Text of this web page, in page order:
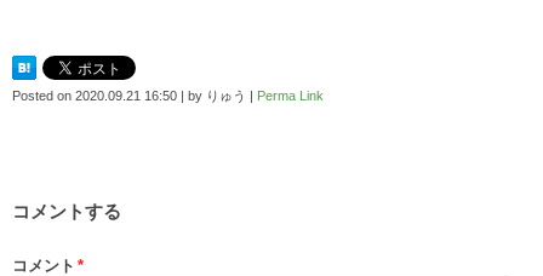
Posted on 2020.09.21 16:50 | by りゅう | Perma Link
コメントする
コメント *